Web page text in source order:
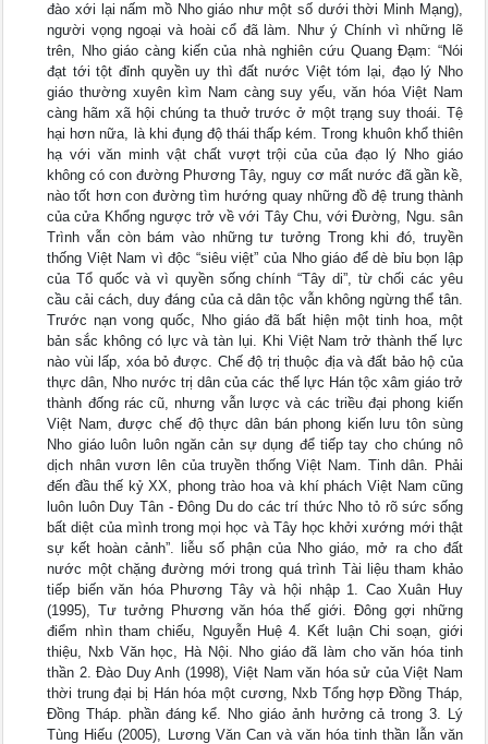
đào xới lại nấm mồ Nho giáo như một số dưới thời Minh Mạng),
người vọng ngoại và hoài cổ đã làm. Như ý Chính vì những lẽ
trên, Nho giáo càng kiến của nhà nghiên cứu Quang Đạm: “Nói
đạt tới tột đỉnh quyền uy thì đất nước Việt tóm lại, đạo lý Nho
giáo thường xuyên kìm Nam càng suy yếu, văn hóa Việt Nam
càng hãm xã hội chúng ta thuở trước ở một trạng suy thoái. Tệ
hại hơn nữa, là khi đụng độ thái thấp kém. Trong khuôn khổ thiên
hạ với văn minh vật chất vượt trội của của đạo lý Nho giáo
không có con đường Phương Tây, nguy cơ mất nước đã gần kề,
nào tốt hơn con đường tìm hướng quay những đồ đệ trung thành
của cửa Khổng ngược trở về với Tây Chu, với Đường, Ngu. sân
Trình vẫn còn bám vào những tư tưởng Trong khi đó, truyền
thống Việt Nam vì độc “siêu việt” của Nho giáo để dè bỉu bọn lập
của Tổ quốc và vì quyền sống chính “Tây di”, từ chối các yêu
cầu cải cách, duy đáng của cả dân tộc vẫn không ngừng thể tân.
Trước nạn vong quốc, Nho giáo đã bất hiện một tinh hoa, một
bản sắc không có lực và tàn lụi. Khi Việt Nam trở thành thế lực
nào vùi lấp, xóa bỏ được. Chế độ trị thuộc địa và đất bảo hộ của
thực dân, Nho nước trị dân của các thế lực Hán tộc xâm giáo trở
thành đống rác cũ, nhưng vẫn lược và các triều đại phong kiến
Việt Nam, được chế độ thực dân bán phong kiến lưu tôn sùng
Nho giáo luôn luôn ngăn cản sự dụng để tiếp tay cho chúng nô
dịch nhân vươn lên của truyền thống Việt Nam. Tinh dân. Phải
đến đầu thế kỷ XX, phong trào hoa và khí phách Việt Nam cũng
luôn luôn Duy Tân - Đông Du do các trí thức Nho tỏ rõ sức sống
bất diệt của mình trong mọi học và Tây học khởi xướng mới thật
sự kết hoàn cảnh”. liễu số phận của Nho giáo, mở ra cho đất
nước một chặng đường mới trong quá trình Tài liệu tham khảo
tiếp biến văn hóa Phương Tây và hội nhập 1. Cao Xuân Huy
(1995), Tư tưởng Phương văn hóa thế giới. Đông gợi những
điểm nhìn tham chiếu, Nguyễn Huệ 4. Kết luận Chi soạn, giới
thiệu, Nxb Văn học, Hà Nội. Nho giáo đã làm cho văn hóa tinh
thần 2. Đào Duy Anh (1998), Việt Nam văn hóa sử của Việt Nam
thời trung đại bị Hán hóa một cương, Nxb Tổng hợp Đồng Tháp,
Đồng Tháp. phần đáng kể. Nho giáo ảnh hưởng cả trong 3. Lý
Tùng Hiếu (2005), Lương Văn Can và văn hóa tinh thần lẫn văn